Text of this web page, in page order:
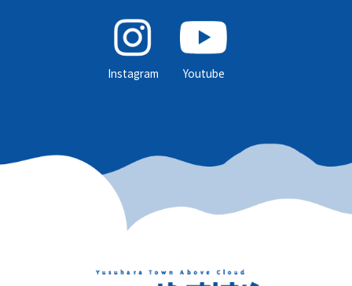
Instagram Youtube